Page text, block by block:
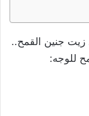
زيت جنين القمح..
للوجه: